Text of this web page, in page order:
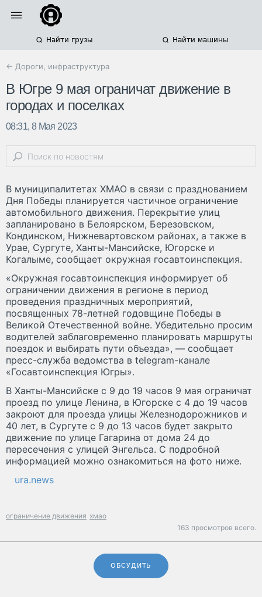
Найти грузы Найти машины
← Дороги, инфраструктура
В Югре 9 мая ограничат движение в
городах и поселках
08:31, 8 Мая 2023
В муниципалитетах ХМАО в связи с празднованием
Дня Победы планируется частичное ограничение
автомобильного движения. Перекрытие улиц
запланировано в Белоярском, Березовском,
Кондинском, Нижневартовском районах, а также в
Урае, Сургуте, Ханты-Мансийске, Югорске и
Когалыме, сообщает окружная госавтоинспекция.
«Окружная госавтоинспекция информирует об
ограничении движения в регионе в период
проведения праздничных мероприятий,
посвященных 78-летней годовщине Победы в
Великой Отечественной войне. Убедительно просим
водителей заблаговременно планировать маршруты
поездок и выбирать пути объезда», — сообщает
пресс-служба ведомства в telegram-канале
«Госавтоинспекция Югры».
В Ханты-Мансийске с 9 до 19 часов 9 мая ограничат
проезд по улице Ленина, в Югорске с 4 до 19 часов
закроют для проезда улицы Железнодорожников и
40 лет, в Сургуте с 9 до 13 часов будет закрыто
движение по улице Гагарина от дома 24 до
пересечения с улицей Энгельса. С подробной
информацией можно ознакомиться на фото ниже.
ura.news
ограничение движения хмао
163 просмотров всего.
ОБСУДИТЬ